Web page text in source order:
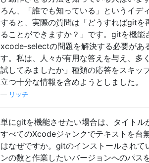
ろん、「誰でも知っている」というイデ
すると、実際の質問は「どうすればgitを
ることができますか？」です。gitを機能
xcode-selectの問題を解決する必要があ
す。私は、人々が有用な答えを与え、多
試してみましたか」種類の応答をスキッ
立つ十分な情報を含めようとしました。
リッチ
単にgitを機能させたい場合は、タイトル
すべてのXcodeジャンクでテキストを台
はなぜですか。gitのインストールされて
ンの数と作業したいバージョンへのパス